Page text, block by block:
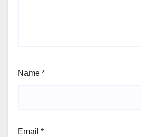
Name *
Email *